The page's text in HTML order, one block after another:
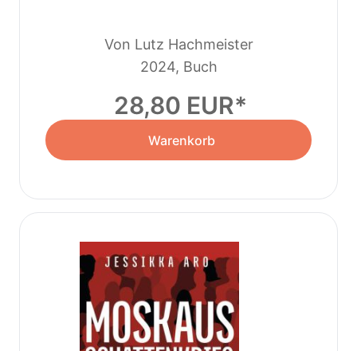
Von Lutz Hachmeister
2024, Buch
28,80 EUR
Warenkorb